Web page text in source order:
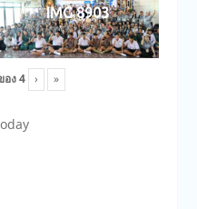
IMG 8903
อง4 › »